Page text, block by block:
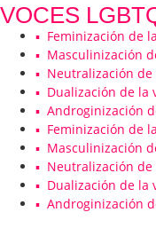
VOCES
▪️ Feminización de
▪️ Masculinización
▪️ Neutralización de
▪️ Dualización de la
▪️ Androginización
▪️ Feminización de
▪️ Masculinización
▪️ Neutralización de
▪️ Dualización de la
▪️ Androginización